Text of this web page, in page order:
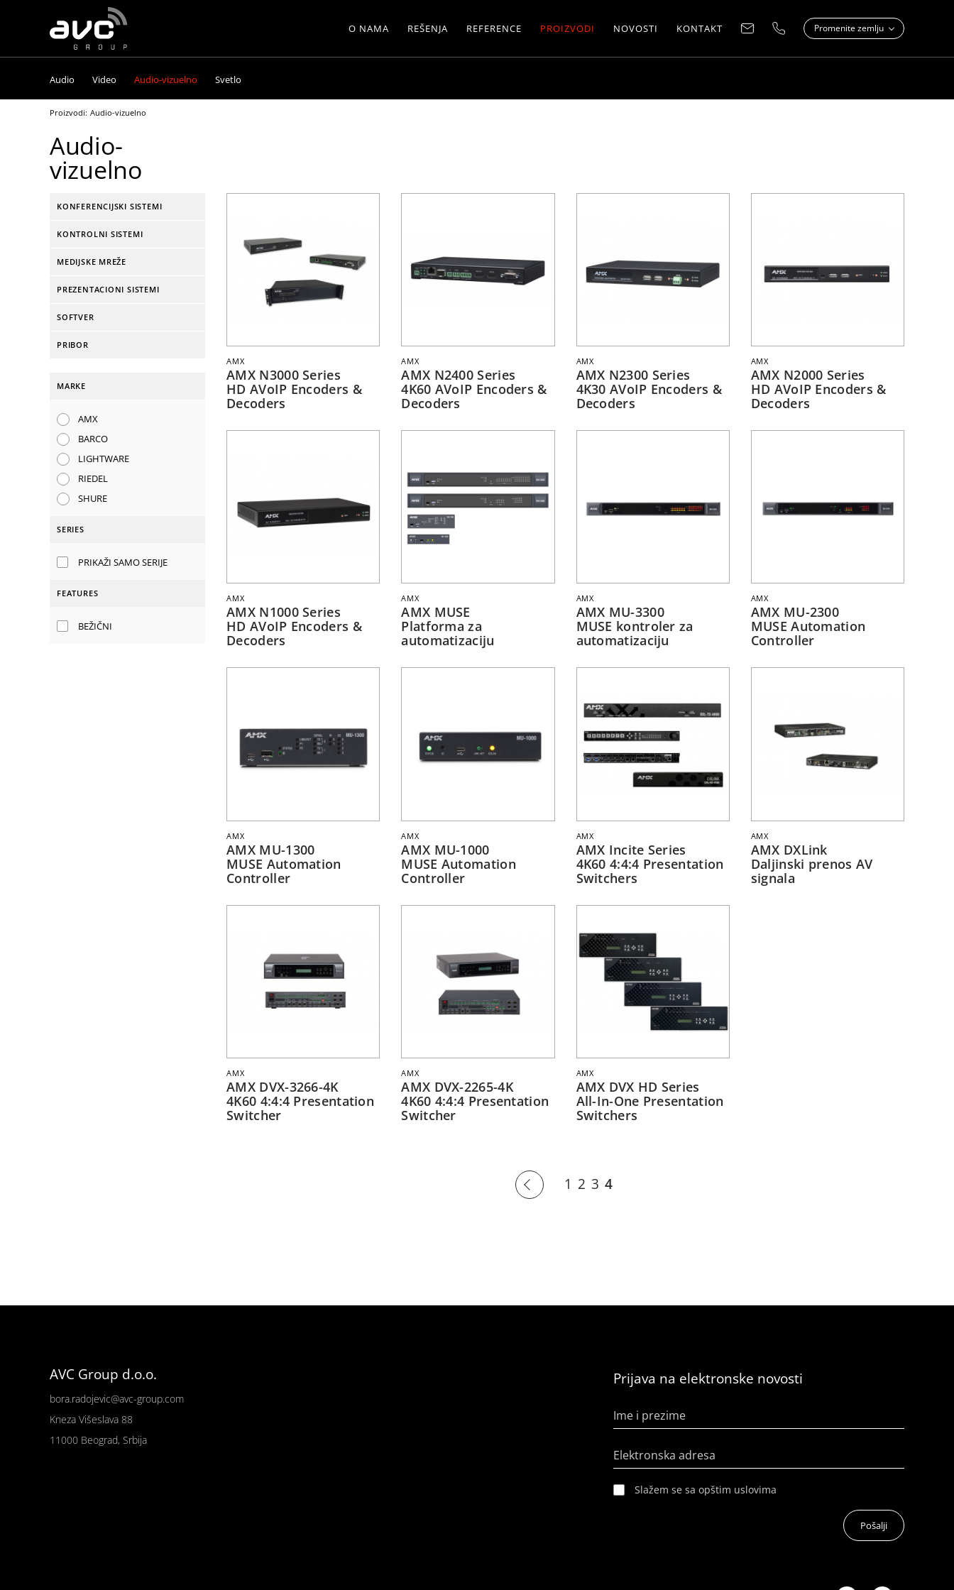
AVC
Group
O NAMA REŠENJA REFERENCE PROIZVODI NOVOSTI KONTAKT Promenite zemlju
Audio Video Audio-vizuelno Svetlo
Proizvodi: Audio-vizuelno
Audio-
vizuelno
KONFERENCIJSKI SISTEMI
KONTROLNI SISTEMI
MEDIJSKE MREŽE
PREZENTACIONI SISTEMI
SOFTVER
PRIBOR
MARKE
AMX
BARCO
LIGHTWARE
RIEDEL
SHURE
SERIES
PRIKAŽI SAMO SERIJE
FEATURES
BEŽIČNI
AMX
AMX N3000 Series
HD AVoIP Encoders &
Decoders
AMX
AMX N2400 Series
4K60 AVoIP Encoders &
Decoders
AMX
AMX N2300 Series
4K30 AVoIP Encoders &
Decoders
AMX
AMX N2000 Series
HD AVoIP Encoders &
Decoders
AMX
AMX N1000 Series
HD AVoIP Encoders &
Decoders
AMX
AMX MUSE
Platforma za
automatizaciju
AMX
AMX MU-3300
MUSE kontroler za
automatizaciju
AMX
AMX MU-2300
MUSE Automation
Controller
AMX
AMX MU-1300
MUSE Automation
Controller
AMX
AMX MU-1000
MUSE Automation
Controller
AMX
AMX Incite Series
4K60 4:4:4 Presentation
Switchers
AMX
AMX DXLink
Daljinski prenos AV
signala
AMX
AMX DVX-3266-4K
4K60 4:4:4 Presentation
Switcher
AMX
AMX DVX-2265-4K
4K60 4:4:4 Presentation
Switcher
AMX
AMX DVX HD Series
All-In-One Presentation
Switchers
1 2 3 4
AVC Group d.o.o.
bora.radojevic@avc-group.com
Kneza Višeslava 88
11000 Beograd, Srbija
Prijava na elektronske novosti
Ime i prezime
Elektronska adresa
Slažem se sa opštim uslovima
Pošalji